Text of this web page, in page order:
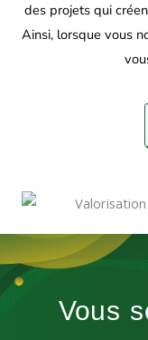
des projets qui
Ainsi, lorsque vous
Vous